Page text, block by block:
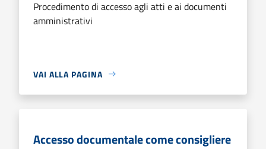
Procedimento di accesso agli atti e ai documenti
amministrativi
VAI ALLA PAGINA
Accesso documentale come consigliere